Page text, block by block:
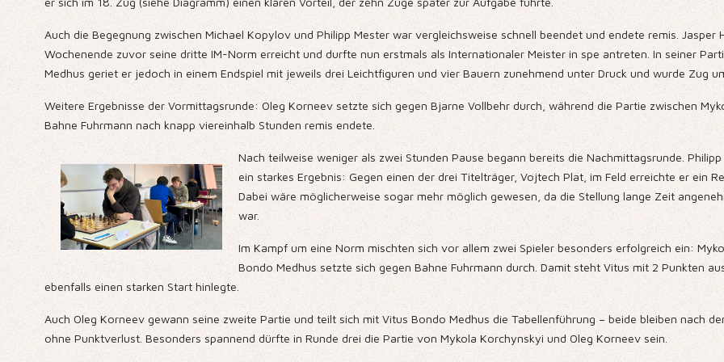
Auch die Begegnung zwischen Michael Kopylov und Philipp Mester war vergleichsweise schnell beendet und endete remis. Jasper
Wochenende zuvor seine dritte IM-Norm erreicht und durfte nun erstmals als Internationaler Meister in spe antreten. In seiner
Medhus geriet er jedoch in einem Endspiel mit jeweils drei Leichtfiguren und vier Bauern zunehmend unter Druck und wurde Zug
Weitere Ergebnisse der Vormittagsrunde: Oleg Korneev setzte sich gegen Bjarne Vollbehr durch, während die Partie zwischen
Bahne Fuhrmann nach knapp viereinhalb Stunden remis endete.
Nach teilweise weniger als zwei Stunden Pause begann bereits die Nachmittagsrunde.
ein starkes Ergebnis: Gegen einen der drei Titelträger, Vojtech Plat, im Feld erreichte er ein
Dabei wäre möglicherweise sogar mehr möglich gewesen, da die Stellung lange Zeit
war.
Im Kampf um eine Norm mischten sich vor allem zwei Spieler besonders erfolgreich ein:
Bondo Medhus setzte sich gegen Bahne Fuhrmann durch. Damit steht Vitus mit 2 Punkten
ebenfalls einen starken Start hinlegte.
Auch Oleg Korneev gewann seine zweite Partie und teilt sich mit Vitus Bondo Medhus die Tabellenführung – beide bleiben nach
ohne Punktverlust. Besonders spannend dürfte in Runde drei die Partie von Mykola Korchynskyi und Oleg Korneev sein.